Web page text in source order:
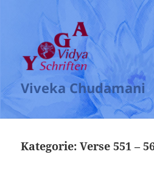
Viveka Chudamani
Kategorie:Verse 551 –